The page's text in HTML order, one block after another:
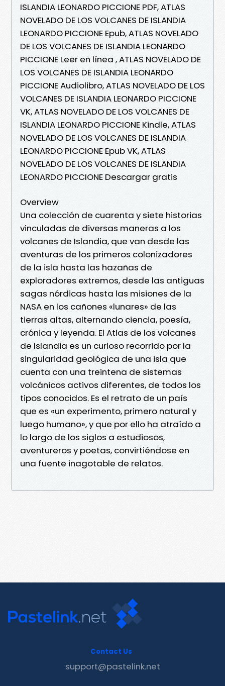
ISLANDIA LEONARDO PICCIONE PDF, ATLAS
NOVELADO DE LOS VOLCANES DE ISLANDIA
LEONARDO PICCIONE Epub, ATLAS NOVELADO
DE LOS VOLCANES DE ISLANDIA LEONARDO
PICCIONE Leer en línea , ATLAS NOVELADO DE
LOS VOLCANES DE ISLANDIA LEONARDO
PICCIONE Audiolibro, ATLAS NOVELADO DE LOS
VOLCANES DE ISLANDIA LEONARDO PICCIONE
VK, ATLAS NOVELADO DE LOS VOLCANES DE
ISLANDIA LEONARDO PICCIONE Kindle, ATLAS
NOVELADO DE LOS VOLCANES DE ISLANDIA
LEONARDO PICCIONE Epub VK, ATLAS
NOVELADO DE LOS VOLCANES DE ISLANDIA
LEONARDO PICCIONE Descargar gratis
Overview
Una colección de cuarenta y siete historias
vinculadas de diversas maneras a los
volcanes de Islandia, que van desde las
aventuras de los primeros colonizadores
de la isla hasta las hazañas de
exploradores extremos, desde las antiguas
sagas nórdicas hasta las misiones de la
NASA en los cañones «lunares» de las
tierras altas, alternando ciencia, poesía,
crónica y leyenda. El Atlas de los volcanes
de Islandia es un curioso recorrido por la
singularidad geológica de una isla que
cuenta con una treintena de sistemas
volcánicos activos diferentes, de todos los
tipos conocidos. Es el retrato de un país
que es «un experimento, primero natural y
luego humano», y que por ello ha atraído a
lo largo de los siglos a estudiosos,
aventureros y poetas, convirtiéndose en
una fuente inagotable de relatos.
Contact Us
support@pastelink.net